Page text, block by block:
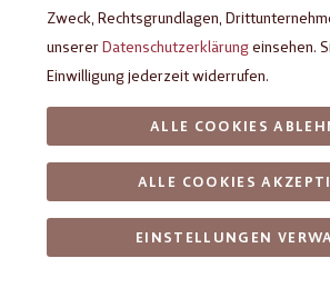
Tafelschokoladen-
Happy Birthday
Cover passend für alle 100 g
von Viba und HEILEMANN als
Geburtstag
Zweck, Rechtsgrundlagen,
unsererDatenschutzerklärungeinsehen.
Einwilligung jederzeit widerrufen.
EINSTELLUNGEN
ALLE COOKIES
ALLE COOKIES